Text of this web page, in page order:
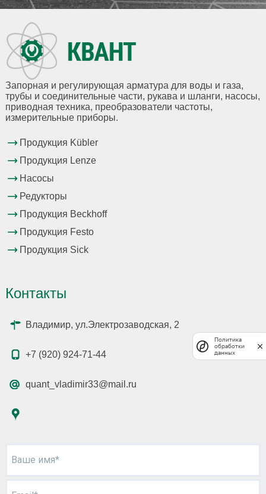
Запорная и регулирующая арматура для воды и газа,
трубы и соединительные части, рукава и шланги, насосы,
приводная техника, преобразователи частоты,
измерительные приборы.
Продукция Kübler
Продукция Lenze
Насосы
Редукторы
Продукция Beckhoff
Продукция Festo
Продукция Sick
Контакты
Владимир, ул.Электрозаводская, 2
+7 (920) 924-71-44
quant_vladimir33@mail.ru
Ваше имя*
Политика
обработки
данных